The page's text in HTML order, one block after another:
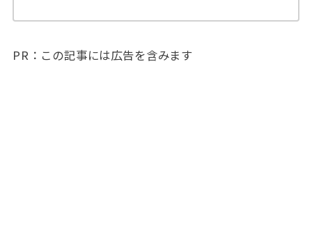
PR：この記事には広告を含みます